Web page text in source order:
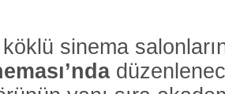
köklü sinema